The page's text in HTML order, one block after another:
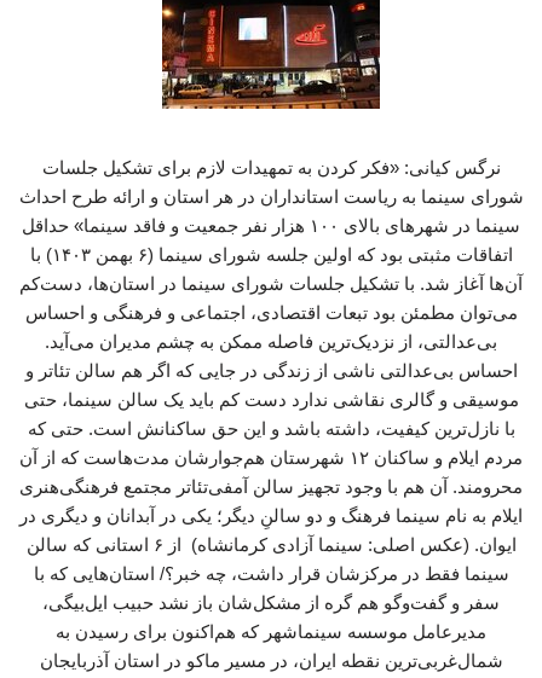
نرگس کیانی: «فکر کردن به تمهیدات لازم برای تشکیل جلسات
شورای سینما به ریاست استانداران در هر استان و ارائه طرح احداث
سینما در شهرهای بالای ۱۰۰ هزار نفر جمعیت و فاقد سینما» حداقل
اتفاقات مثبتی بود که اولین جلسه شورای سینما (۶ بهمن ۱۴۰۳) با
آن‌ها آغاز شد. با تشکیل جلسات شورای سینما در استان‌ها، دست‌کم
می‌توان مطمئن بود تبعات اقتصادی، اجتماعی و فرهنگی و احساس
بی‌عدالتی، از نزدیک‌ترین فاصله ممکن به چشم مدیران می‌آید.
احساس بی‌عدالتی ناشی از زندگی در جایی که اگر هم سالن تئاتر و
موسیقی و گالری نقاشی ندارد دست کم باید یک سالن سینما، حتی
با نازل‌ترین کیفیت، داشته باشد و این حق ساکنانش است. حتی که
مردم ایلام و ساکنان ۱۲ شهرستان هم‌جوارشان مدت‌هاست که از آن
محرومند. آن هم با وجود تجهیز سالن آمفی‌تئاتر مجتمع فرهنگی‌هنری
ایلام به نام سینما فرهنگ و دو سالنِ دیگر؛ یکی در آبدانان و دیگری در
ایوان. (عکس اصلی: سینما آزادی کرمانشاه) از ۶ استانی که سالن
سینما فقط در مرکزشان قرار داشت، چه خبر؟/ استان‌هایی که با
سفر و گفت‌وگو هم گره از مشکل‌شان باز نشد حبیب ایل‌بیگی،
مدیرعامل موسسه سینماشهر که هم‌اکنون برای رسیدن به
شمال‌غربی‌ترین نقطه ایران، در مسیر ماکو در استان آذربایجان